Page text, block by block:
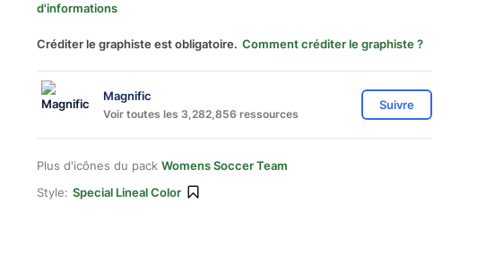
d'informations
Créditer le graphiste est obligatoire. Comment créditer le graphiste ?
Magnific
Voir toutes les 3,282,856 ressources
Suivre
Plus d'icônes du pack Womens Soccer Team
Style: Special Lineal Color